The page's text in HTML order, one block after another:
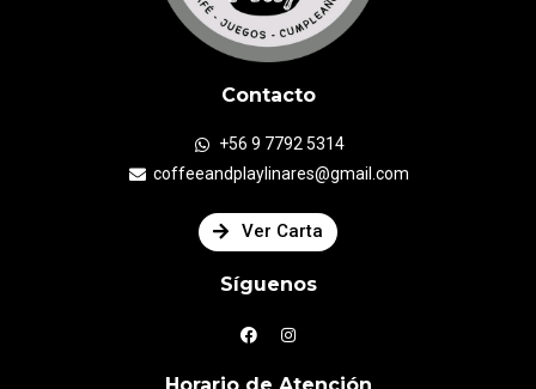
Contacto
+56 9 7792 5314
coffeeandplaylinares@gmail.com
Ver Carta
Síguenos